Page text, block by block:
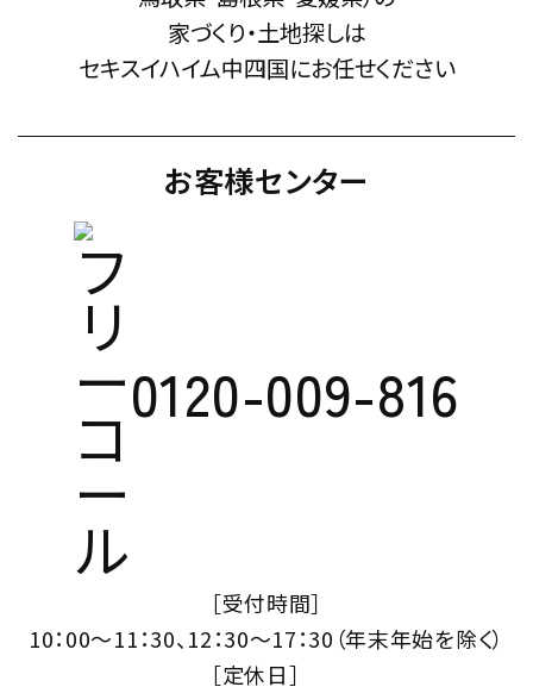
家づくり・土地探しは
セキスイハイム中四国にお任せください
お客様センター
0120-009-816
［受付時間］
10：00～11：30、12：30～17：30（年末年始を除く）
［定休日］